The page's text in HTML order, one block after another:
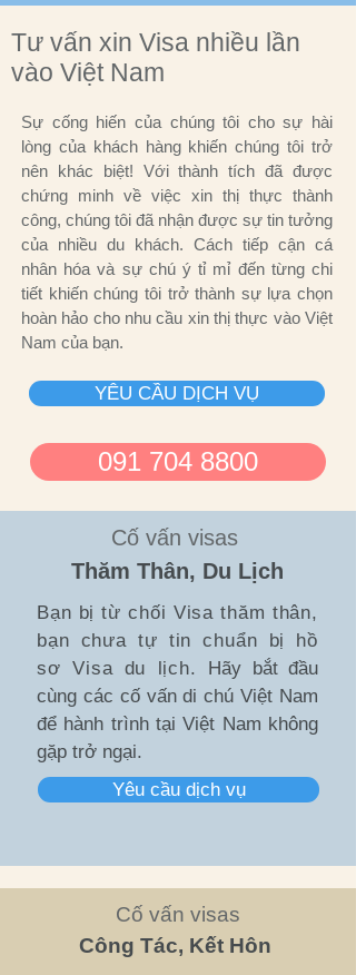
Tư vấn xin Visa nhiều lần
vào Việt Nam
Sự cống hiến của chúng tôi cho sự hài
lòng của khách hàng khiến chúng tôi trở
nên khác biệt! Với thành tích đã được
chứng minh về việc xin thị thực thành
công, chúng tôi đã nhận được sự tin tưởng
của nhiều du khách. Cách tiếp cận cá
nhân hóa và sự chú ý tỉ mỉ đến từng chi
tiết khiến chúng tôi trở thành sự lựa chọn
hoàn hảo cho nhu cầu xin thị thực vào Việt
Nam của bạn.
YÊU CẦU DỊCH VỤ
091 704 8800
Cố vấn visas
Thăm Thân, Du Lịch
Bạn bị từ chối Visa thăm thân,
bạn chưa tự tin chuẩn bị hồ
sơ Visa du lịch. Hãy bắt đầu
cùng các cố vấn di chú Việt Nam
để hành trình tại Việt Nam không
gặp trở ngại.
Yêu cầu dịch vụ
Cố vấn visas
Công Tác, Kết Hôn